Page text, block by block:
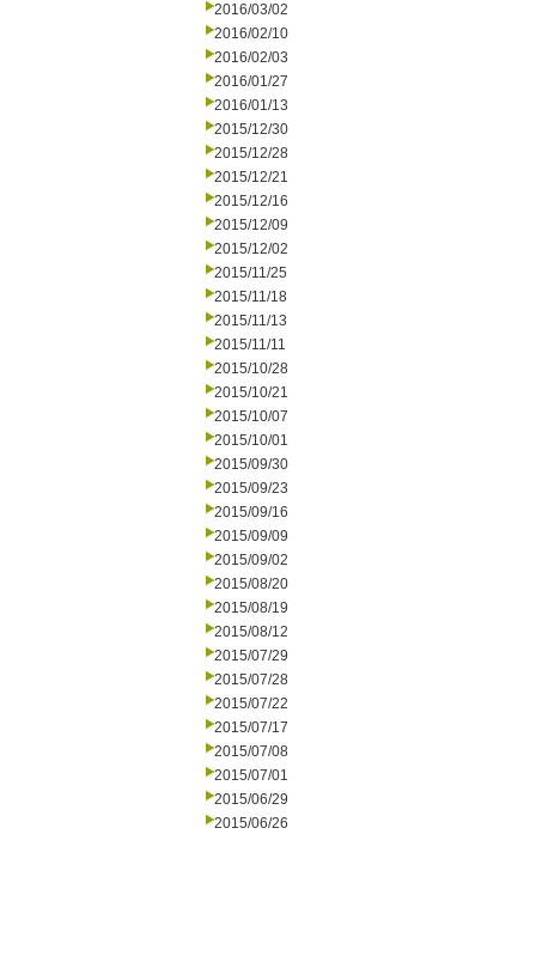
2016/03/02
2016/02/10
2016/02/03
2016/01/27
2016/01/13
2015/12/30
2015/12/28
2015/12/21
2015/12/16
2015/12/09
2015/12/02
2015/11/25
2015/11/18
2015/11/13
2015/11/11
2015/10/28
2015/10/21
2015/10/07
2015/10/01
2015/09/30
2015/09/23
2015/09/16
2015/09/09
2015/09/02
2015/08/20
2015/08/19
2015/08/12
2015/07/29
2015/07/28
2015/07/22
2015/07/17
2015/07/08
2015/07/01
2015/06/29
2015/06/26